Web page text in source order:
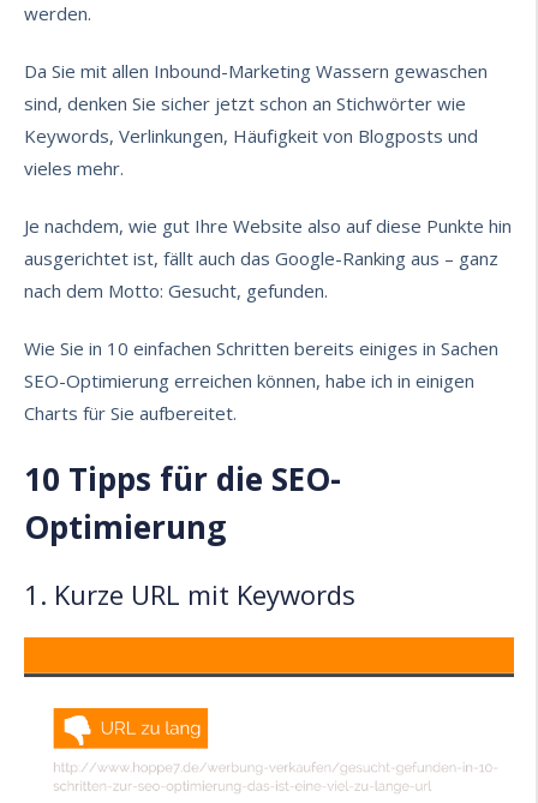
werden.
Da Sie mit allen Inbound-Marketing Wassern gewaschen
sind, denken Sie sicher jetzt schon an Stichwörter wie
Keywords, Verlinkungen, Häufigkeit von Blogposts und
vieles mehr.
Je nachdem, wie gut Ihre Website also auf diese Punkte hin
ausgerichtet ist, fällt auch das Google-Ranking aus – ganz
nach dem Motto: Gesucht, gefunden.
Wie Sie in 10 einfachen Schritten bereits einiges in Sachen
SEO-Optimierung erreichen können, habe ich in einigen
Charts für Sie aufbereitet.
10 Tipps für die SEO-
Optimierung
1. Kurze URL mit Keywords